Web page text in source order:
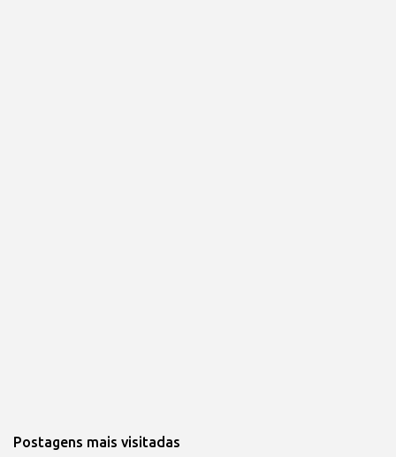
Postagens mais visitadas